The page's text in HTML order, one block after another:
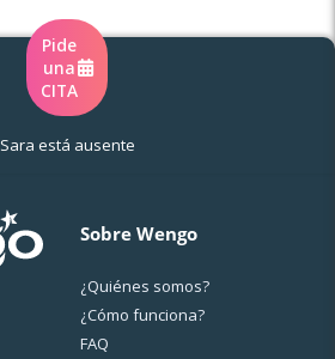
Pide
una
CITA
Sara está ausente
Sobre Wengo
¿Quiénes somos?
¿Cо́mo funciona?
FAQ